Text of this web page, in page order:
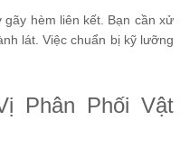
hèm liên kết. Bạn cần xử
lát. Việc chuẩn bị kỹ lưỡng
Phân Phối Vật